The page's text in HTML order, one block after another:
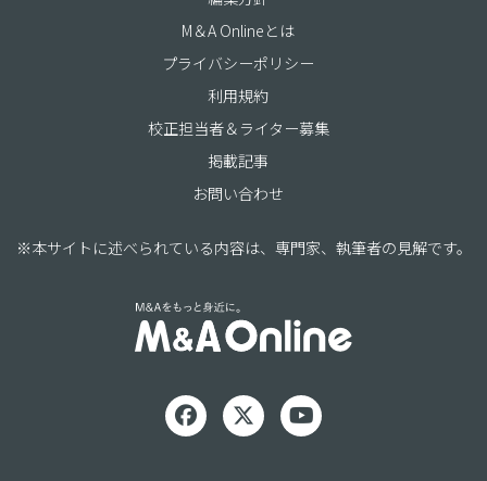
M＆A Onlineとは
プライバシーポリシー
利用規約
校正担当者＆ライター募集
掲載記事
お問い合わせ
※本サイトに述べられている内容は、専門家、執筆者の見解です。